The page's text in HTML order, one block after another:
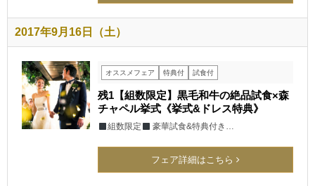
2017年9月16日（土）
オススメフェア 特典付 試食付
残1【組数限定】黒毛和牛の絶品試食×森
チャペル挙式《挙式&ドレス特典》
組数限定 豪華試食&特典付き…
フェア詳細はこちら